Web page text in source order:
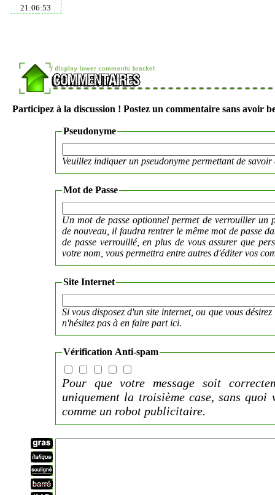
21:06:53
Participez à la discussion ! Postez un commentaire sans avoir
Pseudonyme
Veuillez indiquer un pseudonyme permettant de savoir
Mot de Passe
Un mot de passe optionnel permet de verrouiller un
de nouveau, il faudra rentrer le même mot de passe
de passe verrouillé, en plus de vous assurer que
votre nom, vous permettra entre autres d'éditer vos
Site Internet
Si vous disposez d'un site internet, ou que vous
n'hésitez pas à en faire part ici.
Vérification Anti-spam
Pour que votre message soit
uniquement la troisième case, sans quoi
comme un robot publicitaire.